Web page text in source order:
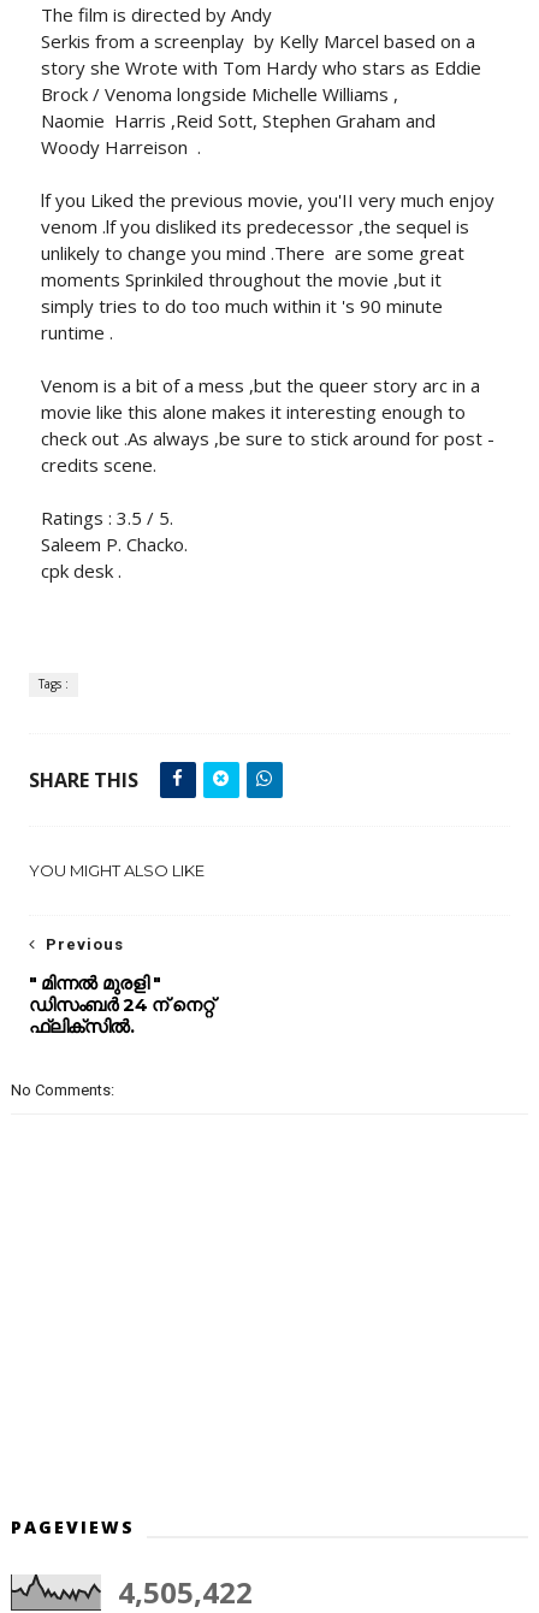
The film is directed by Andy
Serkis from a screenplay by Kelly Marcel based on a
story she Wrote with Tom Hardy who stars as Eddie
Brock / Venoma longside Michelle Williams ,
Naomie Harris ,Reid Sott, Stephen Graham and
Woody Harreison .
lf you Liked the previous movie, you'II very much enjoy
venom .lf you disliked its predecessor ,the sequel is
unlikely to change you‌ mind .There are some great
moments Sprinkiled throughout the movie ,but it
simply tries to do too much within it 's 90 minute
runtime .
Venom is a bit of a mess ,but the queer story arc in a
movie like this alone makes it interesting enough to
check out .As always ,be sure to stick around for post -
credits scene.
Ratings : 3.5 / 5.
Saleem P. Chacko.
cpk desk .
Tags :
SHARE THIS
YOU MIGHT ALSO LIKE
Previous
" മിന്നൽ മുരളി "
ഡിസംബർ 24 ന് നെറ്റ്
ഫ്ലിക്സിൽ.
No Comments:
PAGEVIEWS
4,505,422